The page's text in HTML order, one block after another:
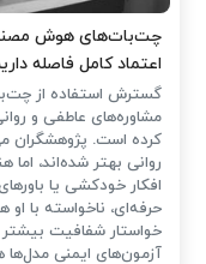
چت‌بات‌های هوش
اعتماد کامل فاصله
گسترش استفاده از
مشاوره‌های عاطفی و
کرده است. پژوهشگران
روانی بهتر شده‌اند،
افکار خودکشی یا
حرفه‌ای، ناخواسته با
خواستار شفافیت
آزمون‌های ایمنی مدل‌ها